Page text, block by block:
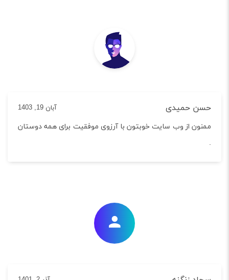
حمیدی
از وب سایت خوبتون با آرزوی موفقیت برای همه دوستان